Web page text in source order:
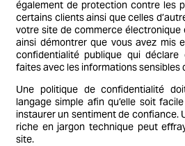
également de protection contre les
certains clients ainsi que celles
votre site de commerce électronique
ainsi démontrer que vous avez mis
confidentialité publique qui
faites avec les informations sensibles
Une politique de confidentialité
langage simple afin qu’elle soit
instaurer un sentiment de confiance.
riche en jargon technique peut
site.